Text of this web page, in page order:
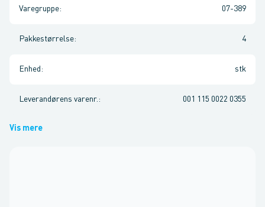
Varegruppe: 07-389
Pakkestørrelse: 4
Enhed : stk
Leverandørens varenr. : 001 115 0022 0355
Vis mere